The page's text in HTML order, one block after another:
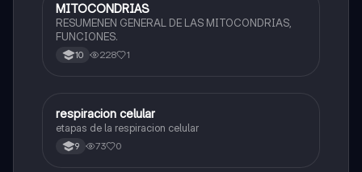
Química
MITOCONDRIAS
RESUMENEN GENERAL DE LAS MITOCONDRIAS,
FUNCIONES.
10 228 1
Biologia
respiracion celular
etapas de la respiracion celular
9 73 0